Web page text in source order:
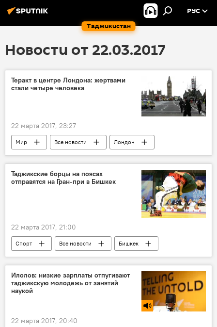
Таджикистан
РУС
Новости от 22.03.2017
Теракт в центре Лондона: жертвами
стали четыре человека
22 марта 2017, 23:27
Мир Все новости Лондон
Таджикские борцы на поясах
отправятся на Гран-при в Бишкек
22 марта 2017, 21:00
Спорт Все новости
Бишкек
Таджикистан
Илолов: низкие зарплаты отпугивают
таджикскую молодежь от занятий
наукой
22 марта 2017, 20:40